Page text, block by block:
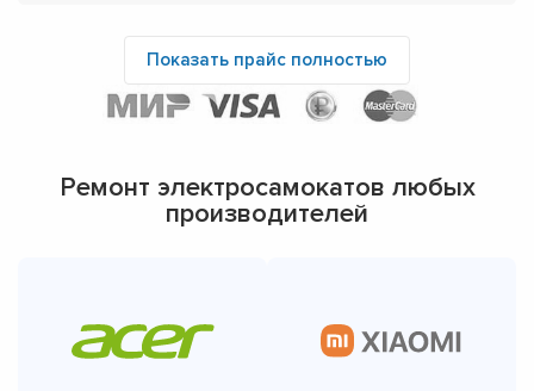
Показать прайс полностью
Ремонт электросамокатов любых
производителей